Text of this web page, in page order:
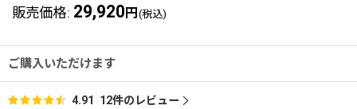
販売価格: 29,920 円 (税込)
ご購入いただけます
4.91 12件のレビュー